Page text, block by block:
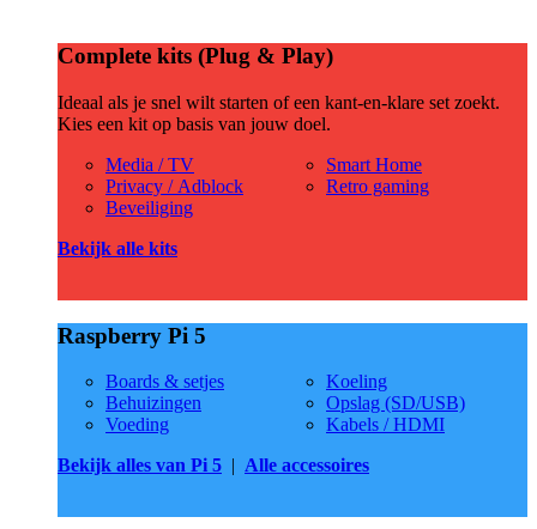
Complete kits (Plug & Play)
Ideaal als je snel wilt starten of een kant-en-klare set zoekt.
Kies een kit op basis van jouw doel.
Media / TV
Privacy / Adblock
Beveiliging
Smart Home
Retro gaming
Bekijk alle kits
Raspberry Pi 5
Boards & setjes
Behuizingen
Voeding
Koeling
Opslag (SD/USB)
Kabels / HDMI
Bekijk alles van Pi 5 | Alle accessoires